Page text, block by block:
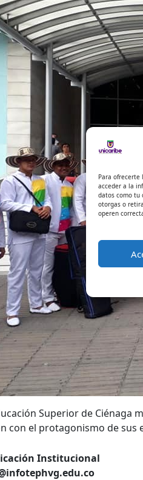
Para ofrecerte
acceder a la
datos como tu
otorgas o
operen
Superior de
con el protagonismo de
Institucional